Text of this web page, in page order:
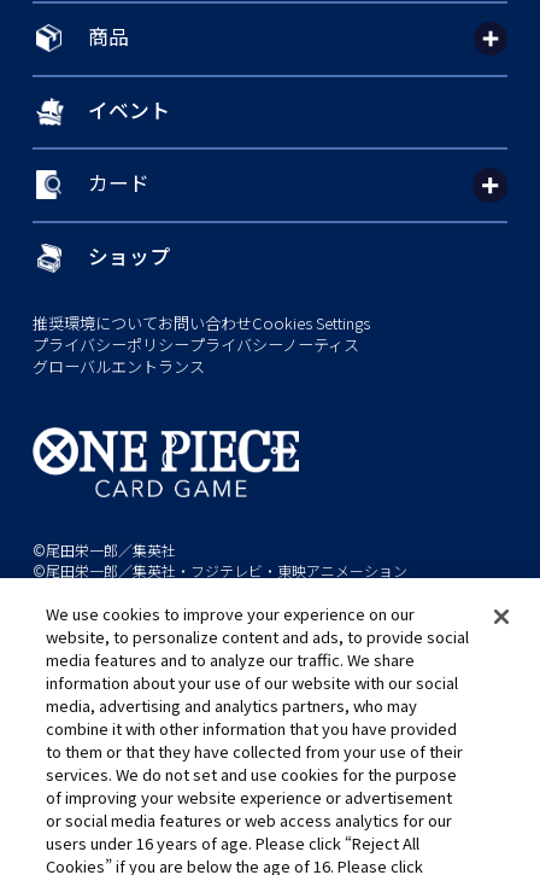
商品
イベント
カード
ショップ
推奨環境についてお問い合わせCookies Settings
プライバシーポリシープライバシーノーティス
グローバルエントランス
©尾田栄一郎／集英社
©尾田栄一郎／集英社・フジテレビ・東映アニメーション
このwebサイトに記載されているすべての画像・テキスト・データの無
断転用、転載をお断りします。
開発中につき、本サイトで使用している画像と実際の商品とは異なる場
合があります。
※AppleとAppleのロゴは、米国およびその他の国で登録されたApple
Inc.の商標です。
※Google Play および Google Play ロゴは、Google LLC の商標です。
We use cookies to improve your experience on our
website, to personalize content and ads, to provide social
media features and to analyze our traffic. We share
information about your use of our website with our social
media, advertising and analytics partners, who may
combine it with other information that you have provided
to them or that they have collected from your use of their
services. We do not set and use cookies for the purpose
of improving your website experience or advertisement
or social media features or web access analytics for our
users under 16 years of age. Please click “Reject All
Cookies” if you are below the age of 16. Please click